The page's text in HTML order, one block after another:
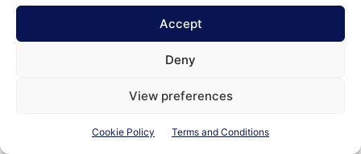
Accept
Deny
View preferences
Cookie Policy Terms and Conditions